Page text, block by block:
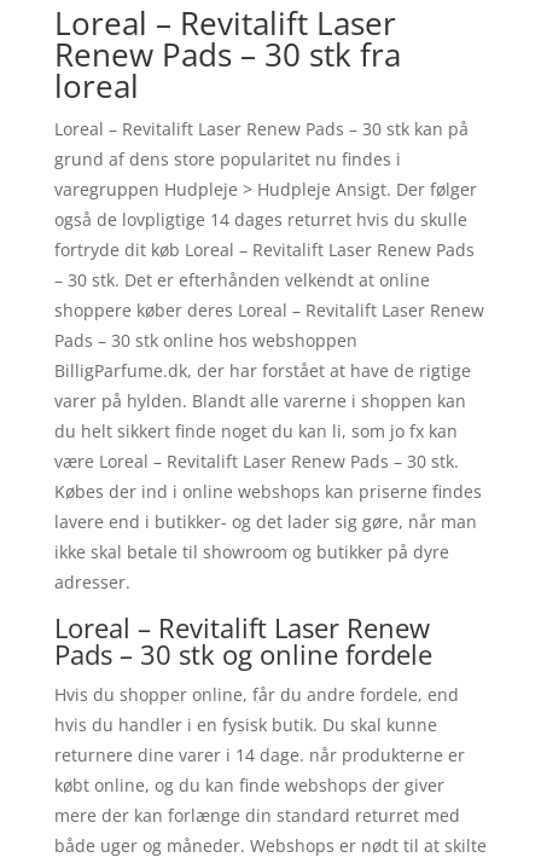
Loreal – Revitalift Laser
Renew Pads – 30 stk fra
loreal
Loreal – Revitalift Laser Renew Pads – 30 stk kan på
grund af dens store popularitet nu findes i
varegruppen Hudpleje > Hudpleje Ansigt. Der følger
også de lovpligtige 14 dages returret hvis du skulle
fortryde dit køb Loreal – Revitalift Laser Renew Pads
– 30 stk. Det er efterhånden velkendt at online
shoppere køber deres Loreal – Revitalift Laser Renew
Pads – 30 stk online hos webshoppen
BilligParfume.dk, der har forstået at have de rigtige
varer på hylden. Blandt alle varerne i shoppen kan
du helt sikkert finde noget du kan li, som jo fx kan
være Loreal – Revitalift Laser Renew Pads – 30 stk.
Købes der ind i online webshops kan priserne findes
lavere end i butikker- og det lader sig gøre, når man
ikke skal betale til showroom og butikker på dyre
adresser.
Loreal – Revitalift Laser Renew
Pads – 30 stk og online fordele
Hvis du shopper online, får du andre fordele, end
hvis du handler i en fysisk butik. Du skal kunne
returnere dine varer i 14 dage. når produkterne er
købt online, og du kan finde webshops der giver
mere der kan forlænge din standard returret med
både uger og måneder. Webshops er nødt til at skilte